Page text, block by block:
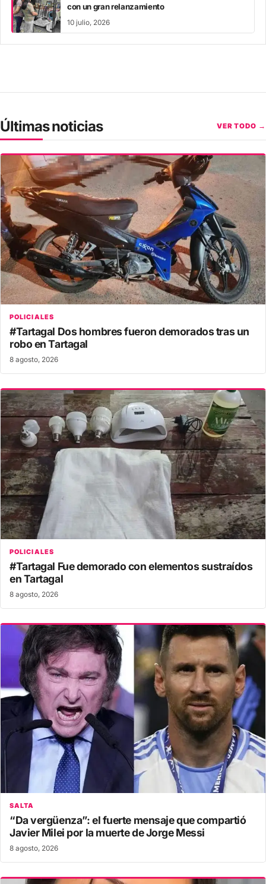
con un gran relanzamiento
10 julio, 2026
Últimas noticias VER TODO →
POLICIALES
#Tartagal Dos hombres fueron demorados tras un
robo en Tartagal
8 agosto, 2026
POLICIALES
#Tartagal Fue demorado con elementos sustraídos
en Tartagal
8 agosto, 2026
SALTA
“Da vergüenza”: el fuerte mensaje que compartió
Javier Milei por la muerte de Jorge Messi
8 agosto, 2026